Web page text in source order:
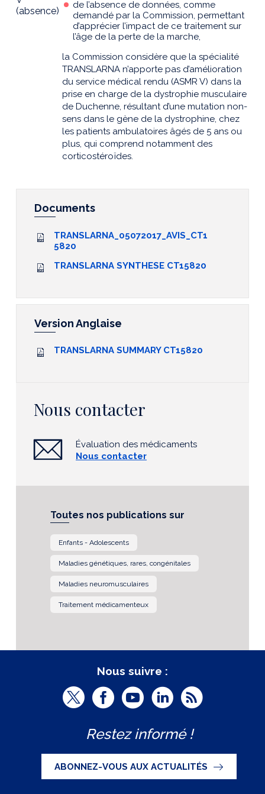
(absence)
de l’absence de données, comme
demandé par la Commission, permettant
d’apprécier l’impact de ce traitement sur
l’âge de la perte de la marche,
la Commission considère que la spécialité
TRANSLARNA n’apporte pas d’amélioration
du service médical rendu (ASMR V) dans la
prise en charge de la dystrophie musculaire
de Duchenne, résultant d’une mutation non-
sens dans le gène de la dystrophine, chez
les patients ambulatoires âgés de 5 ans ou
plus, qui comprend notamment des
corticostéroïdes.
Documents
TRANSLARNA_05072017_AVIS_CT1
5820
TRANSLARNA SYNTHESE CT15820
Version Anglaise
TRANSLARNA SUMMARY CT15820
Nous contacter
Évaluation des médicaments
Nous contacter
Toutes nos publications sur
Enfants - Adolescents
Maladies génétiques, rares, congénitales
Maladies neuromusculaires
Traitement médicamenteux
Nous suivre :
T
i
t
t
F
c
e
b
Y
u
t
u
L
n
k
e
R
Restez informé !
ABONNEZ-VOUS AUX ACTUALITÉS